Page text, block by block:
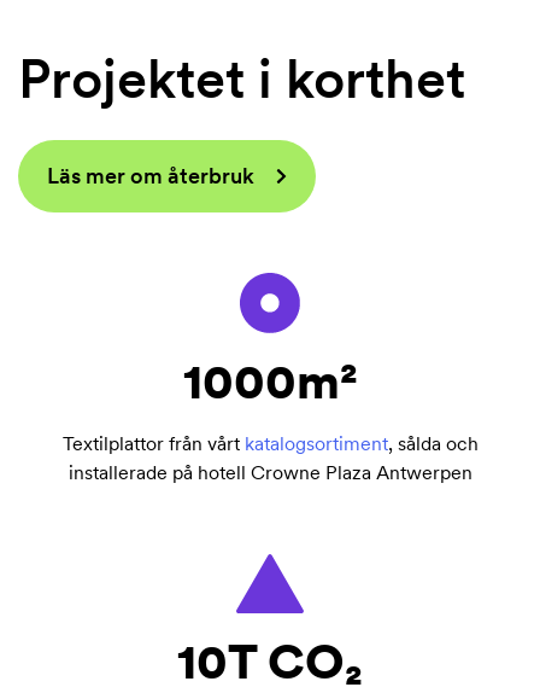
Projektet i korthet
Läs mer om återbruk
1000m²
Textilplattor från vårt katalogsortiment, sålda och
installerade på hotell Crowne Plaza Antwerpen
10T CO₂